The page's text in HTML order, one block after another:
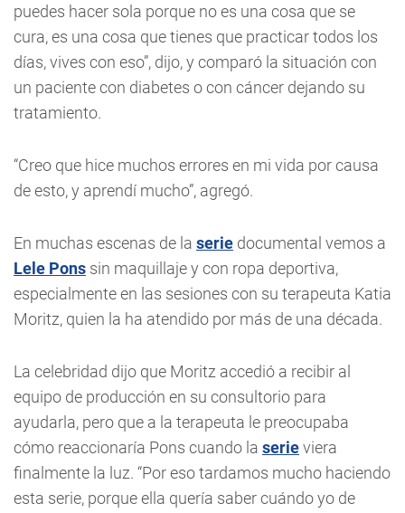
puedes hacer sola porque no es una cosa que se
cura, es una cosa que tienes que practicar todos los
días, vives con eso”, dijo, y comparó la situación con
un paciente con diabetes o con cáncer dejando su
tratamiento.
“Creo que hice muchos errores en mi vida por causa
de esto, y aprendí mucho”, agregó.
En muchas escenas de la serie documental vemos a
Lele Pons sin maquillaje y con ropa deportiva,
especialmente en las sesiones con su terapeuta Katia
Moritz, quien la ha atendido por más de una década.
La celebridad dijo que Moritz accedió a recibir al
equipo de producción en su consultorio para
ayudarla, pero que a la terapeuta le preocupaba
cómo reaccionaría Pons cuando la serieviera
finalmente la luz. “Por eso tardamos mucho haciendo
esta serie, porque ella quería saber cuándo yo de